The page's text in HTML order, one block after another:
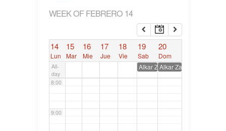
WEEK OF FEBRERO 14
14
Lun
15
Mar
16
Mie
17
Jue
18
Vie
19
Sab
20
Dom
All-
day
Alkar Zainduz, XIII Congreso
Alkar Zainduz, XIII
7:00
8:00
9:00